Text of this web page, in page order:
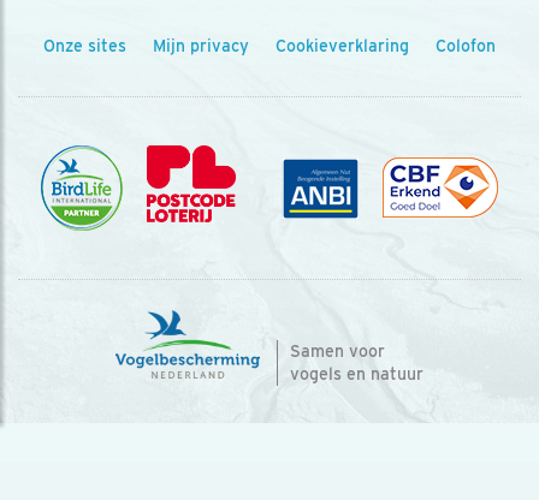
Onze sites Mijn privacy Cookieverklaring Colofon
Samen voor
vogels en natuur